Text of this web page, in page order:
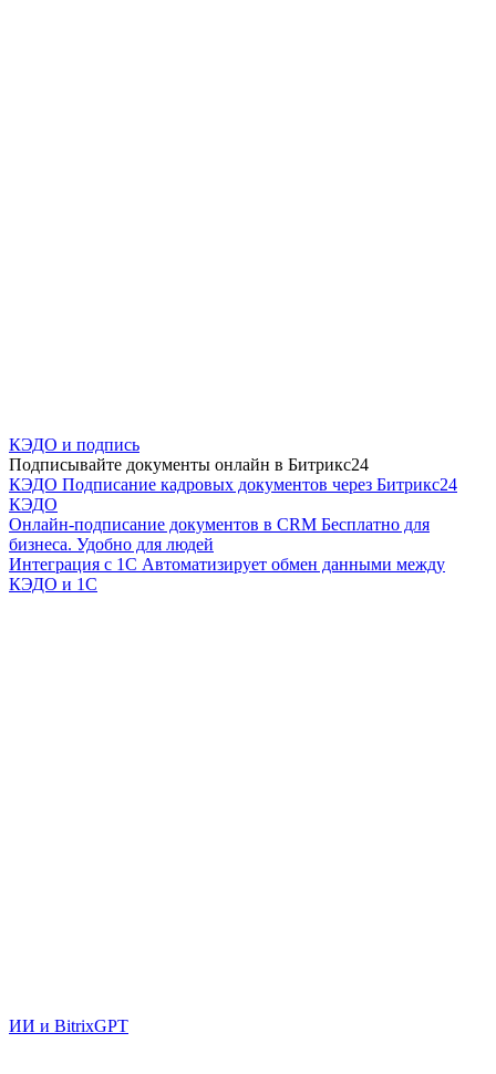
КЭДО и подпись
Подписывайте документы онлайн в Битрикс24
КЭДО Подписание кадровых документов через Битрикс24
КЭДО
Онлайн-подписание документов в CRM Бесплатно для
бизнеса. Удобно для людей
Интеграция с 1С Автоматизирует обмен данными между
КЭДО и 1С
ИИ и BitrixGPT